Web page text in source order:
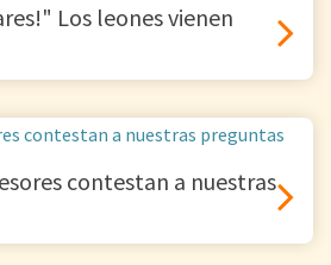
Los leones vienen
contestan a nuestras